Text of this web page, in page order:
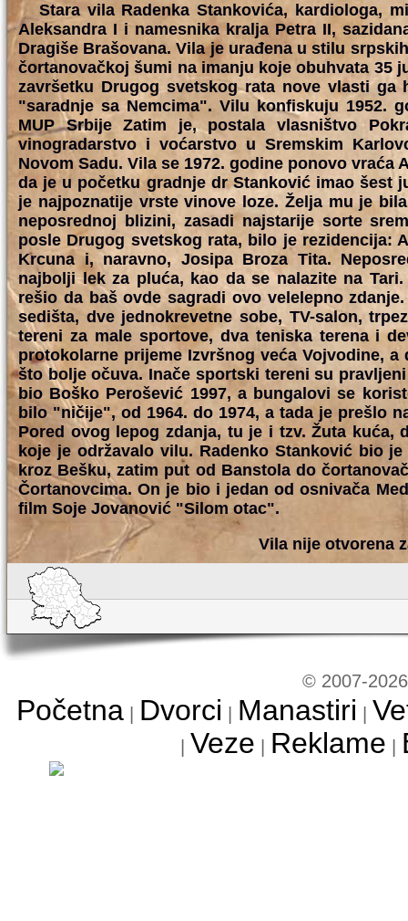
Stara vila Radenka Stankovića, kardiologa,
Aleksandra I i namesnika kralja Petra II,
Dragiše Brašovana. Vila je urađena u stilu
čortanovačkoj šumi na imanju koje obuhvata 35
završetku Drugog svetskog rata nove vlasti
"saradnje sa Nemcima". Vilu konfiskuju 1952.
MUP Srbije Zatim je, postala vlasništvo
vinogradarstvo i voćarstvo u Sremskim
Novom Sadu. Vila se 1972. godine ponovo
da je u početku gradnje dr Stanković imao šest
je najpoznatije vrste vinove loze. Želja mu je
neposrednoj blizini, zasadi najstarije sorte
posle Drugog svetskog rata, bilo je rezidencija:
Krcuna i, naravno, Josipa Broza Tita.
najbolji lek za pluća, kao da se nalazite na
rešio da baš ovde sagradi ovo velelepno
sedišta, dve jednokrevetne sobe, TV-salon,
tereni za male sportove, dva teniska terena i
protokolarne prijeme Izvršnog veća Vojvodine,
što bolje očuva. Inače sportski tereni su
bio Boško Perošević 1997, a bungalovi se
bilo "ničije", od 1964. do 1974, a tada je prešlo
Pored ovog lepog zdanja, tu je i tzv. Žuta kuća,
koje je održavalo vilu. Radenko Stanković bio
kroz Bešku, zatim put od Banstola do
Čortanovcima. On je bio i jedan od osnivača
film Soje Jovanović "Silom otac".
Vila nije otvorena
© 2007-
Početna| Dvorci Manastiri
Veze Reklame